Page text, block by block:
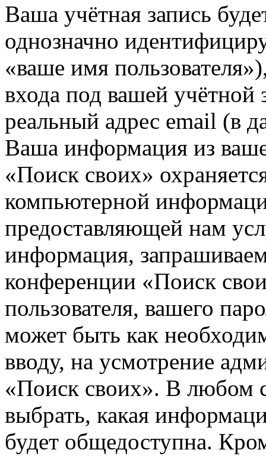
Ваша учётная запись
однозначно
«ваше имя
входа под вашей учётной
реальный адрес email (в
Ваша информация из
«Поиск своих»
компьютерной
предоставляющей нам
информация,
конференции «Поиск
пользователя, вашего
может быть как
вводу, на усмотрение
«Поиск своих». В любом
выбрать, какая
будет общедоступна.